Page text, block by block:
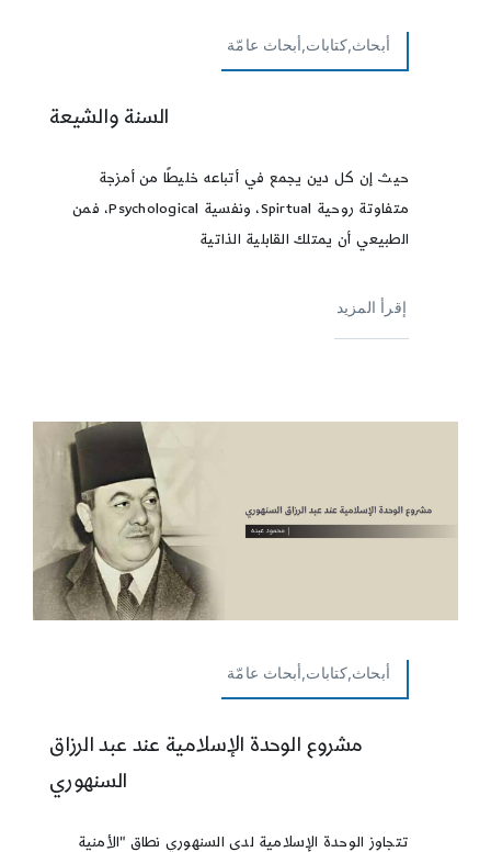
أبحاث,كتابات,أبحاث عامّة
السنة والشيعة
حيث إن كل دين يجمع في أتباعه خليطًا من أمزجة
متفاوتة روحية Spirtual، ونفسية Psychological، فمن
الطبيعي أن يمتلك القابلية الذاتية
إقرأ المزيد
أبحاث,كتابات,أبحاث عامّة
مشروع الوحدة الإسلامية عند عبد الرزاق
السنهوري
تتجاوز الوحدة الإسلامية لدى السنهوري نطاق "الأمنية